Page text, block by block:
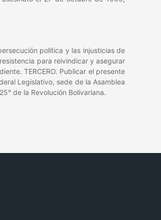
política y las injusticias de
para reivindicar y asegurar
TERCERO. Publicar el presente
Legislativo, sede de la Asamblea
de la Revolución Bolivariana.